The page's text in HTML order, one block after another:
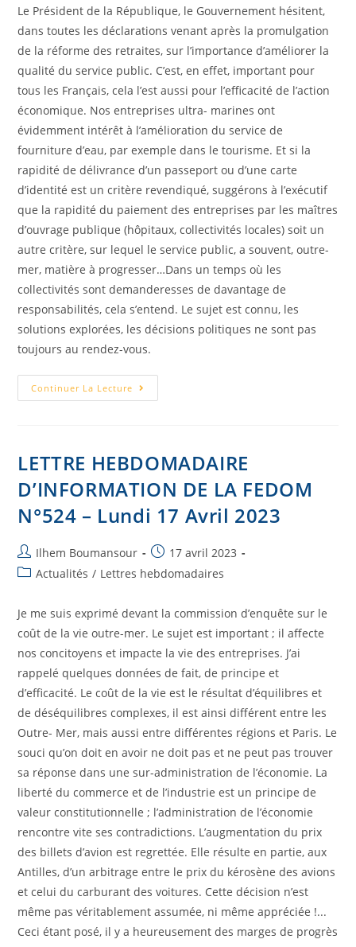
Le Président de la République, le Gouvernement hésitent,
dans toutes les déclarations venant après la promulgation
de la réforme des retraites, sur l’importance d’améliorer la
qualité du service public. C’est, en effet, important pour
tous les Français, cela l’est aussi pour l’efficacité de l’action
économique. Nos entreprises ultra- marines ont
évidemment intérêt à l’amélioration du service de
fourniture d’eau, par exemple dans le tourisme. Et si la
rapidité de délivrance d’un passeport ou d’une carte
d’identité est un critère revendiqué, suggérons à l’exécutif
que la rapidité du paiement des entreprises par les maîtres
d’ouvrage publique (hôpitaux, collectivités locales) soit un
autre critère, sur lequel le service public, a souvent, outre-
mer, matière à progresser…Dans un temps où les
collectivités sont demanderesses de davantage de
responsabilités, cela s’entend. Le sujet est connu, les
solutions explorées, les décisions politiques ne sont pas
toujours au rendez-vous.
Continuer La Lecture
LETTRE HEBDOMADAIRE
D’INFORMATION DE LA FEDOM
N°524 – Lundi 17 Avril 2023
Ilhem Boumansour
17 avril 2023
Actualités / Lettres hebdomadaires
Je me suis exprimé devant la commission d’enquête sur le
coût de la vie outre-mer. Le sujet est important ; il affecte
nos concitoyens et impacte la vie des entreprises. J’ai
rappelé quelques données de fait, de principe et
d’efficacité. Le coût de la vie est le résultat d’équilibres et
de déséquilibres complexes, il est ainsi différent entre les
Outre- Mer, mais aussi entre différentes régions et Paris. Le
souci qu’on doit en avoir ne doit pas et ne peut pas trouver
sa réponse dans une sur-administration de l’économie. La
liberté du commerce et de l’industrie est un principe de
valeur constitutionnelle ; l’administration de l’économie
rencontre vite ses contradictions. L’augmentation du prix
des billets d’avion est regrettée. Elle résulte en partie, aux
Antilles, d’un arbitrage entre le prix du kérosène des avions
et celui du carburant des voitures. Cette décision n’est
même pas véritablement assumée, ni même appréciée !...
Ceci étant posé, il y a heureusement des marges de progrès